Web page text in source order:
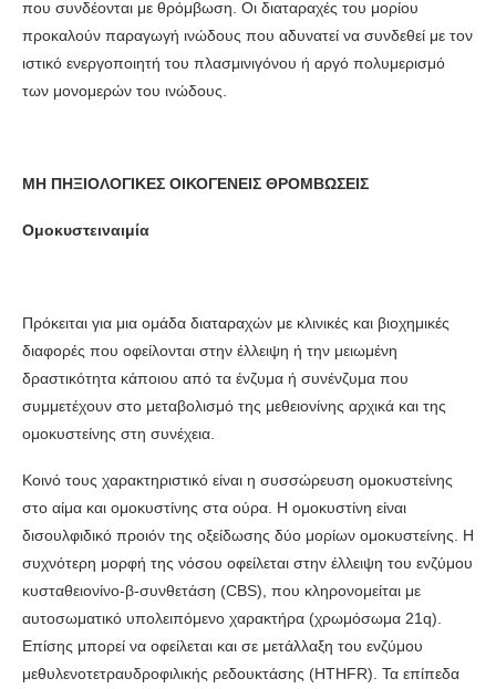
που συνδέονται με θρόμβωση. Οι διαταραχές του μορίου
προκαλούν παραγωγή ινώδους που αδυνατεί να συνδεθεί με τον
ιστικό ενεργοποιητή του πλασμινιγόνου ή αργό πολυμερισμό
των μονομερών του ινώδους.
ΜΗ ΠΗΞΙΟΛΟΓΙΚΕΣ ΟΙΚΟΓΕΝΕΙΣ ΘΡΟΜΒΩΣΕΙΣ
Ομοκυστειναιμία
Πρόκειται για μια ομάδα διαταραχών με κλινικές και βιοχημικές
διαφορές που οφείλονται στην έλλειψη ή την μειωμένη
δραστικότητα κάποιου από τα ένζυμα ή συνένζυμα που
συμμετέχουν στο μεταβολισμό της μεθειονίνης αρχικά και της
ομοκυστείνης στη συνέχεια.
Κοινό τους χαρακτηριστικό είναι η συσσώρευση ομοκυστείνης
στο αίμα και ομοκυστίνης στα ούρα. Η ομοκυστίνη είναι
δισουλφιδικό προιόν της οξείδωσης δύο μορίων ομοκυστείνης. Η
συχνότερη μορφή της νόσου οφείλεται στην έλλειψη του ενζύμου
κυσταθειονίνο-β-συνθετάση (CBS), που κληρονομείται με
αυτοσωματικό υπολειπόμενο χαρακτήρα (χρωμόσωμα 21q).
Επίσης μπορεί να οφείλεται και σε μετάλλαξη του ενζύμου
μεθυλενοτετραυδροφιλικής ρεδουκτάσης (HTHFR). Τα επίπεδα